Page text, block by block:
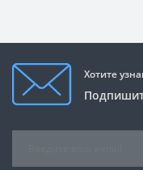
Хотите